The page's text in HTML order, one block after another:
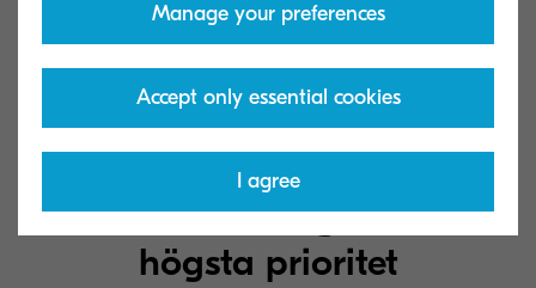
Se våra cybersäkerhetstips
Säkerhet är en organisations
högsta prioritet
Manage your preferences
Accept only essential cookies
I agree